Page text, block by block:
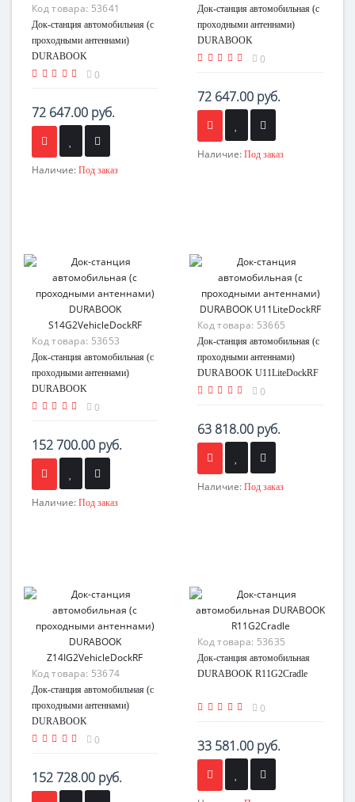
Код товара: 53641
Док-станция автомобильная (с
проходными антеннами)
DURABOOK
R11G2VehicleDockRF
0
72 647.00 руб.
Наличие: Под заказ
Док-станция автомобильная (с
проходными антеннами)
DURABOOK
R8VehicleDockRF
0
72 647.00 руб.
Наличие: Под заказ
Код товара: 53653
Док-станция автомобильная (с
проходными антеннами)
DURABOOK
S14G2VehicleDockRF
0
152 700.00 руб.
Наличие: Под заказ
Код товара: 53665
Док-станция автомобильная (с
проходными антеннами)
DURABOOK U11LiteDockRF
0
63 818.00 руб.
Наличие: Под заказ
Код товара: 53674
Док-станция автомобильная (с
проходными антеннами)
DURABOOK
Z14IG2VehicleDockRF
0
152 728.00 руб.
Код товара: 53635
Док-станция автомобильная
DURABOOK R11G2Cradle
0
33 581.00 руб.